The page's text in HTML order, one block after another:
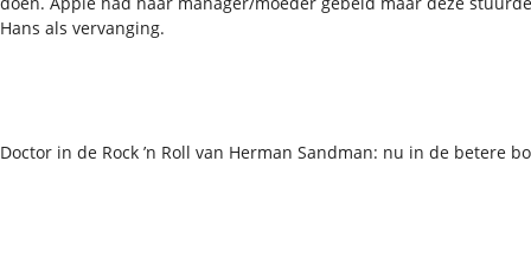
Hans als vervanging.
Doctor in de Rock ’n Roll van Herman Sandman: nu in de betere